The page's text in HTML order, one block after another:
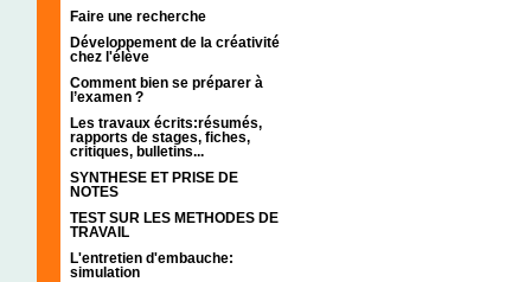
Faire une recherche
Développement de la créativité
chez l'élève
Comment bien se préparer à
l’examen ?
Les travaux écrits:résumés,
rapports de stages, fiches,
critiques, bulletins...
SYNTHESE ET PRISE DE
NOTES
TEST SUR LES METHODES DE
TRAVAIL
L'entretien d'embauche:
simulation